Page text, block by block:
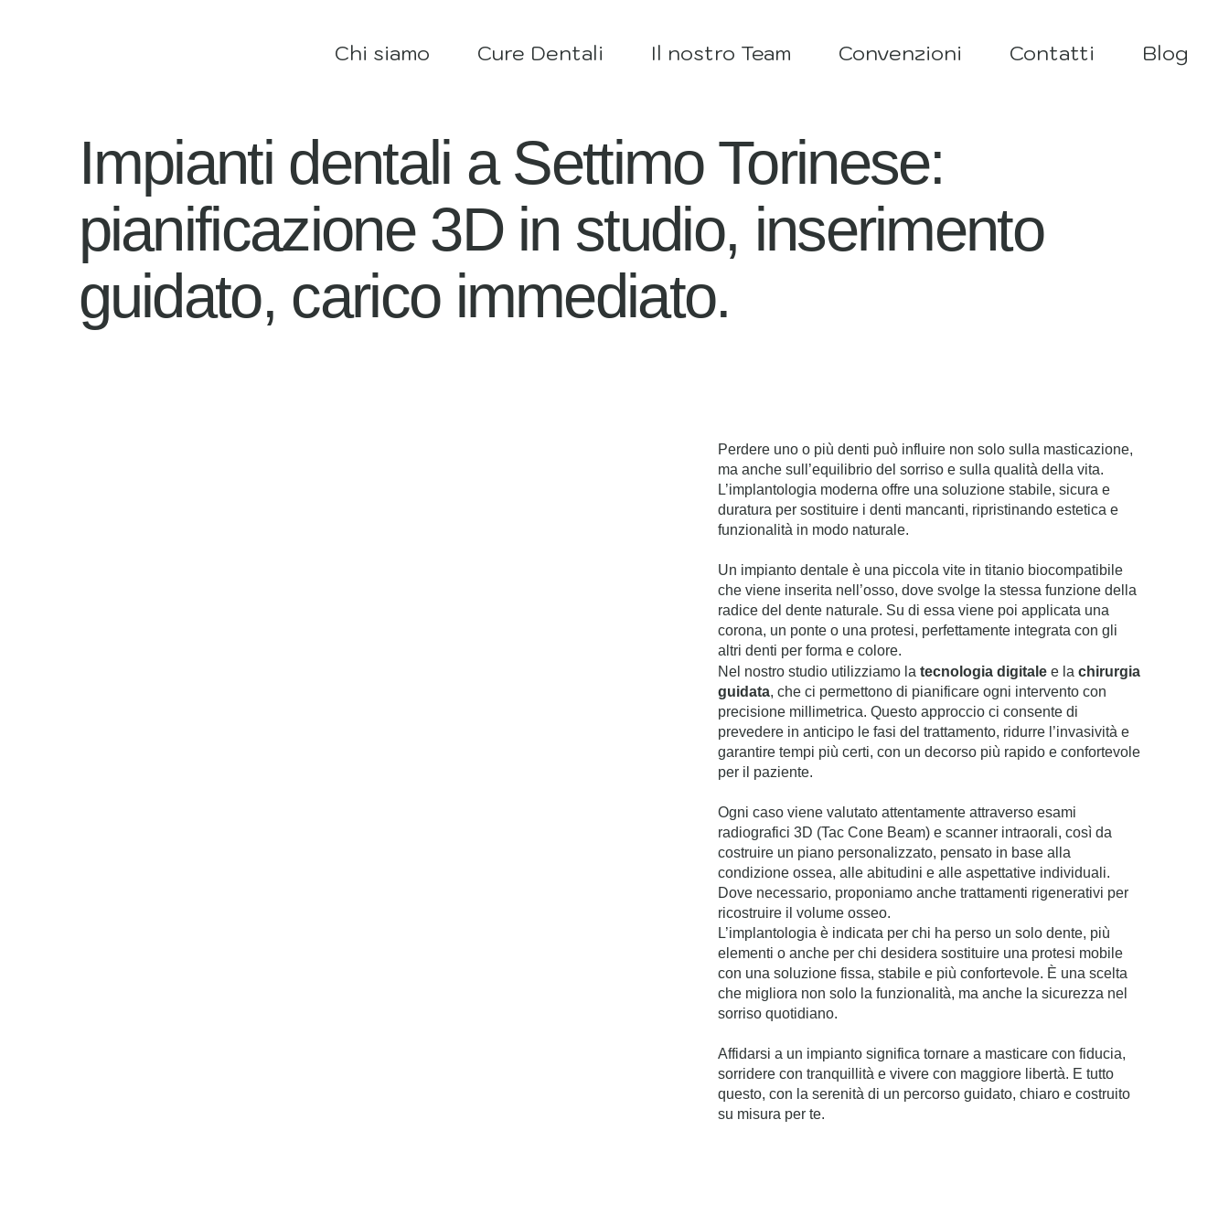
Chi siamo Cure Dentali Il nostro Team Convenzioni Contatti Blog
Impianti dentali a Settimo Torinese:
pianificazione 3D in studio, inserimento
guidato, carico immediato.
Perdere uno o più denti può influire non solo sulla masticazione,
ma anche sull’equilibrio del sorriso e sulla qualità della vita.
L’implantologia moderna offre una soluzione stabile, sicura e
duratura per sostituire i denti mancanti, ripristinando estetica e
funzionalità in modo naturale.
Un impianto dentale è una piccola vite in titanio biocompatibile
che viene inserita nell’osso, dove svolge la stessa funzione della
radice del dente naturale. Su di essa viene poi applicata una
corona, un ponte o una protesi, perfettamente integrata con gli
altri denti per forma e colore.
Nel nostro studio utilizziamo latecnologia digitale e lachirurgia
guidata, che ci permettono di pianificare ogni intervento con
precisione millimetrica. Questo approccio ci consente di
prevedere in anticipo le fasi del trattamento, ridurre l’invasività e
garantire tempi più certi, con un decorso più rapido e confortevole
per il paziente.
Ogni caso viene valutato attentamente attraverso esami
radiografici 3D (Tac Cone Beam) e scanner intraorali, così da
costruire un piano personalizzato, pensato in base alla
condizione ossea, alle abitudini e alle aspettative individuali.
Dove necessario, proponiamo anche trattamenti rigenerativi per
ricostruire il volume osseo.
L’implantologia è indicata per chi ha perso un solo dente, più
elementi o anche per chi desidera sostituire una protesi mobile
con una soluzione fissa, stabile e più confortevole. È una scelta
che migliora non solo la funzionalità, ma anche la sicurezza nel
sorriso quotidiano.
Affidarsi a un impianto significa tornare a masticare con fiducia,
sorridere con tranquillità e vivere con maggiore libertà. E tutto
questo, con la serenità di un percorso guidato, chiaro e costruito
su misura per te.